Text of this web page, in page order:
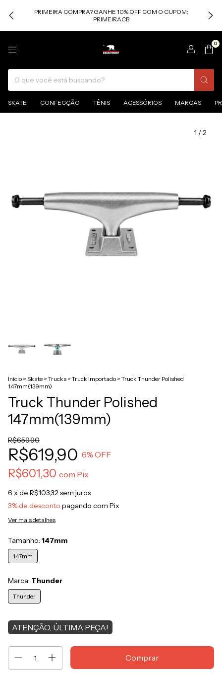
PRIMEIRA COMPRA? GANHE 10% OFF COM O CUPOM:
PRIMEIRACB
0
SKATE CONFECÇÃO TÊNIS ACESSÓRIOS MARCAS
1 /2
Início > Skate > Trucks > Truck Importado > Truck Thunder Polished
147mm(139mm)
Truck Thunder Polished
147mm(139mm)
R$659,90
R$619,90 6% OFF
R$601,30 com Pix
6 x de R$103,32sem juros
3% de desconto pagando com Pix
Ver mais detalhes
Tamanho: 147mm
147mm
Marca: Thunder
Thunder
ATENÇÃO, ÚLTIMA PEÇA!